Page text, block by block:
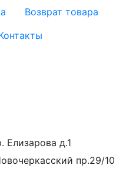
Возврат товара
Елизарова д.1
пр.29/10